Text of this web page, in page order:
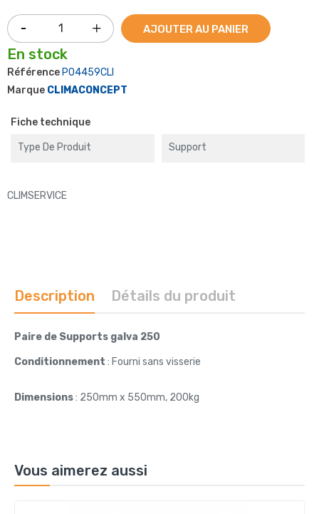
AJOUTER AU PANIER
En stock
Référence P04459CLI
Marque CLIMACONCEPT
Fiche technique
Type De Produit Support
CLIMSERVICE
Description Détails du produit
Paire de Supports galva 250
Conditionnement : Fourni sans visserie
Dimensions: 250mm x 550mm, 200kg
Vous aimerez aussi